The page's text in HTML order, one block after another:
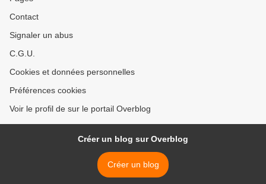
Contact
Signaler un abus
C.G.U.
Cookies et données personnelles
Préférences cookies
Voir le profil de sur le portail Overblog
Créer un blog sur Overblog
Créer un blog